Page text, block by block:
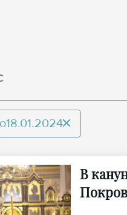
18.01.2024
В